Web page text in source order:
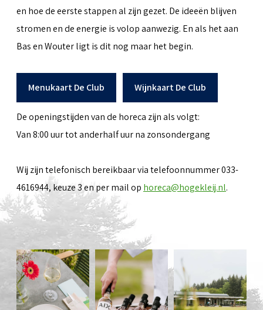
en hoe de eerste stappen al zijn gezet. De ideeën blijven
stromen en de energie is volop aanwezig. En als het aan
Bas en Wouter ligt is dit nog maar het begin.
Menukaart De Club Wijnkaart De Club
De openingstijden van de horeca zijn als volgt:
Van 8:00 uur tot anderhalf uur na zonsondergang
Wij zijn telefonisch bereikbaar via telefoonnummer 033-
4616944, keuze 3 en per mail op horeca@hogekleij.nl.